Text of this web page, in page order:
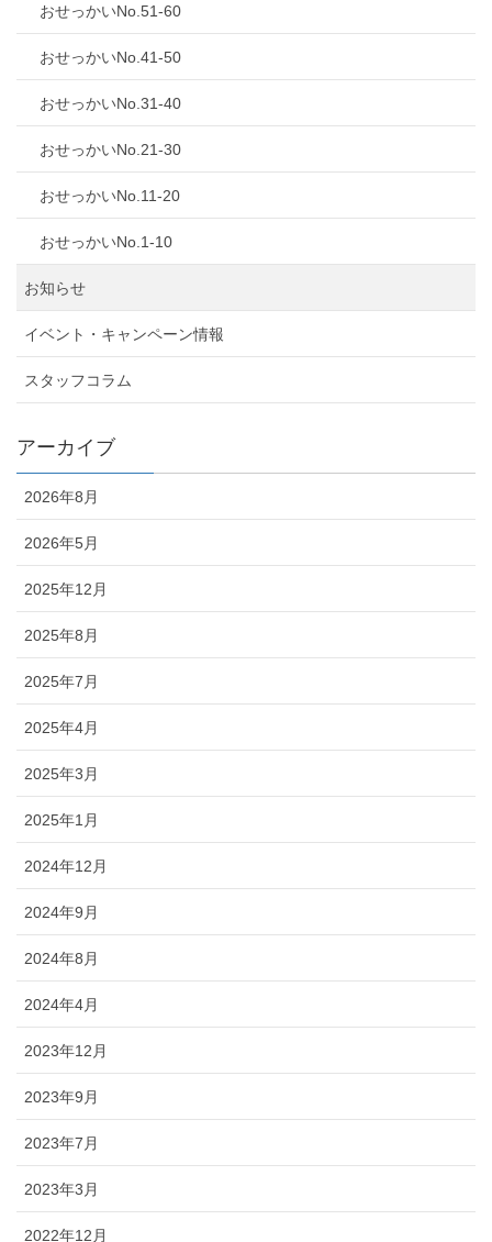
おせっかいNo.51-60
おせっかいNo.41-50
おせっかいNo.31-40
おせっかいNo.21-30
おせっかいNo.11-20
おせっかいNo.1-10
お知らせ
イベント・キャンペーン情報
スタッフコラム
アーカイブ
2026年8月
2026年5月
2025年12月
2025年8月
2025年7月
2025年4月
2025年3月
2025年1月
2024年12月
2024年9月
2024年8月
2024年4月
2023年12月
2023年9月
2023年7月
2023年3月
2022年12月